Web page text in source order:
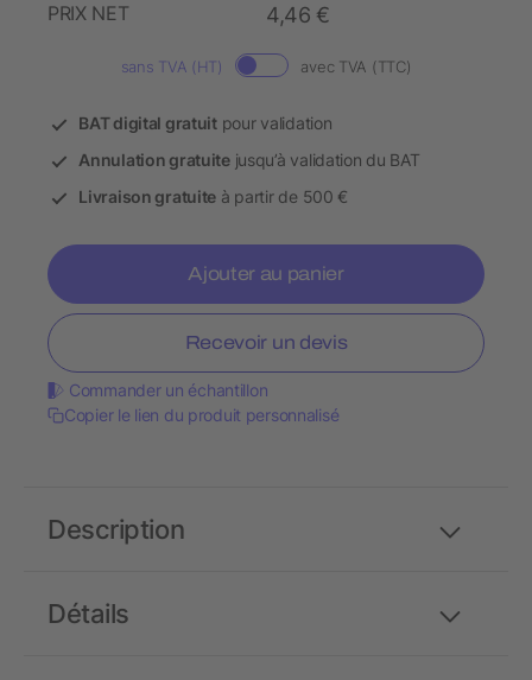
PRIX NET
4,46 €
sans TVA (HT) avec TVA (TTC)
BAT digital gratuitpour validation
Annulation gratuitejusqu’à validation du BAT
Livraison gratuite à partir de 500 €
Ajouter au panier
Recevoir un devis
Commander un échantillon
Copier le lien du produit personnalisé
Détails
Description